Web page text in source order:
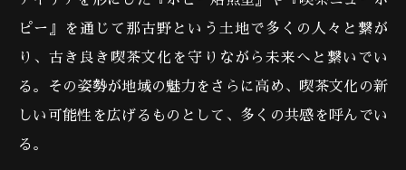
ピー』を通じて那古野という土地で多くの人々と繋が
り、古き良き喫茶文化を守りながら未来へと繋いでい
る。その姿勢が地域の魅力をさらに高め、喫茶文化の新
しい可能性を広げるものとして、多くの共感を呼んでい
る。